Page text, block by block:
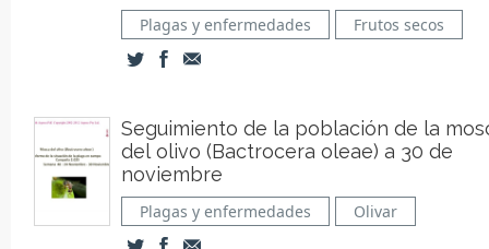
Plagas y enfermedades Frutos secos
Seguimiento de la población de la
del olivo (Bactrocera oleae) a 30 de
noviembre
Plagas y enfermedades Olivar